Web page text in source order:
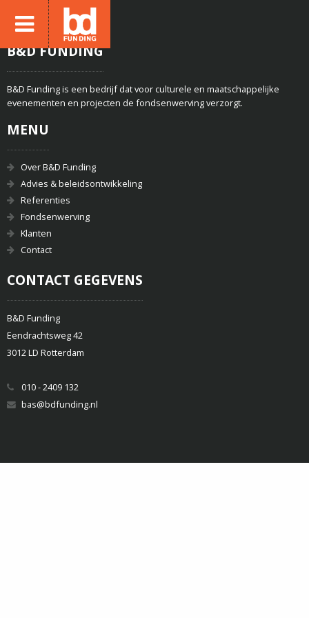
B&D FUNDING
B&D Funding is een bedrijf dat voor culturele en maatschappelijke
evenementen en projecten de fondsenwerving verzorgt.
MENU
Over B&D Funding
Advies & beleidsontwikkeling
Referenties
Fondsenwerving
Klanten
Contact
CONTACT GEGEVENS
B&D Funding
Eendrachtsweg 42
3012 LD Rotterdam
010 - 2409 132
bas@bdfunding.nl